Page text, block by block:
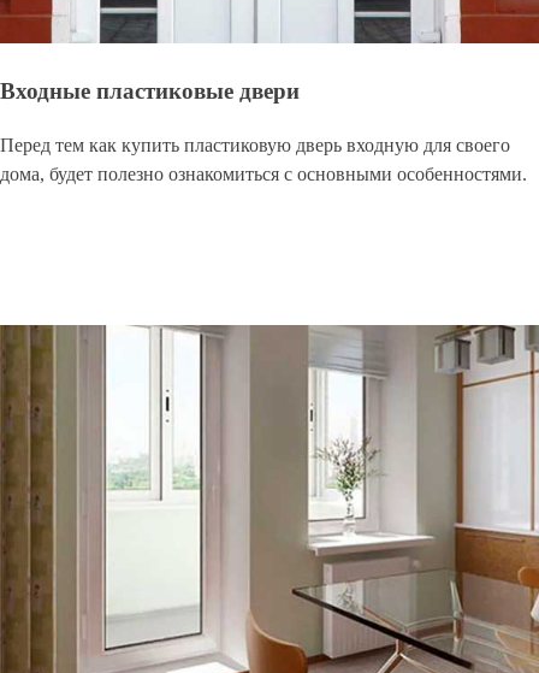
Входные пластиковые двери
Перед тем как купить пластиковую дверь входную для своего
дома, будет полезно ознакомиться с основными особенностями.